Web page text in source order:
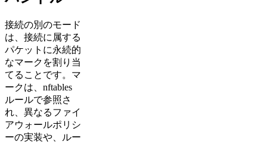
接続の別のモード
は、接続に属する
パケットに永続的
なマークを割り当
てることです。マ
ークは、nftables
ルールで参照さ
れ、異なるファイ
アウォールポリシ
ーの実装や、ルー